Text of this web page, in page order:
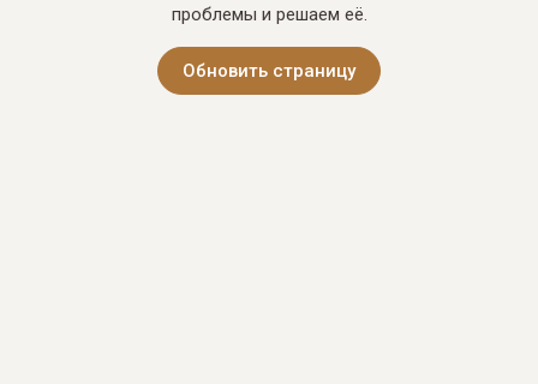
проблемы и решаем её.
Обновить страницу